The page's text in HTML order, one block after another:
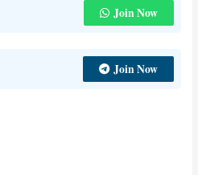
Join Now
Join Now